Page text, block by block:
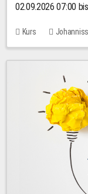
02.09.2026 07:00
Kurs